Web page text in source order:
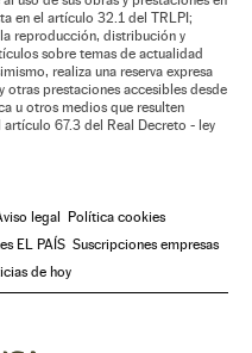
en el artículo 32.1 del TRLPI;
reproducción, distribución y
sobre temas de actualidad
realiza una reserva expresa
otras prestaciones accesibles desde
u otros medios que resulten
67.3 del Real Decreto - ley
legal Política cookies
EL PAÍS Suscripciones empresas
de hoy